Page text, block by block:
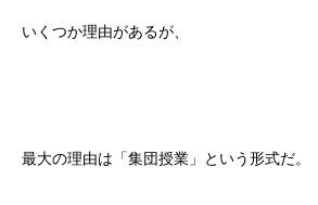
いくつか理由があるが、
最大の理由は「集団授業」という形式だ。